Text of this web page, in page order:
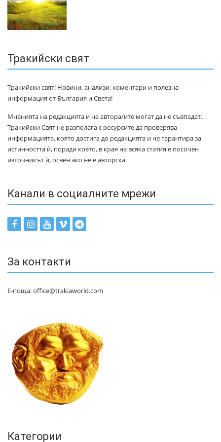
Тракийски свят
Тракийски свят! Новини, анализи, коментари и полезна
информация от България и Света!
Мненията на редакцията и на автора/ите могат да не съвпадат.
Тракийски Свят не разполага с ресурсите да проверява
информацията, която достига до редакцията и не гарантира за
истинността ѝ, поради което, в края на всяка статия е посочен
източникът ѝ, освен ако не е авторска.
Канали в социалните мрежи
За контакти
Е-поща: office@trakiaworld.com
Категории